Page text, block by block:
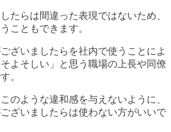
たらは間違った表現ではないため、
こともできます。
ざいましたらを社内で使うことによ
よそしい」と思う職場の上長や同僚
。
のような違和感を与えないように、
ざいましたらは使わない方がいいで